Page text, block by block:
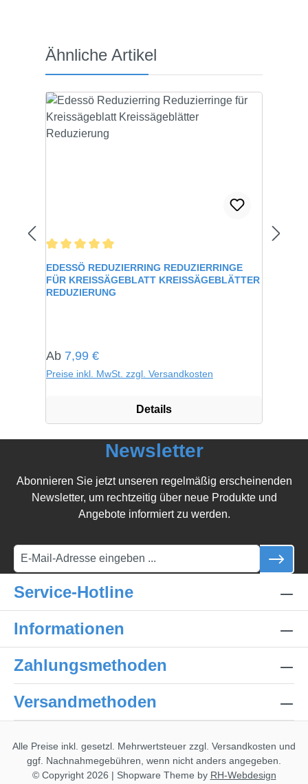
Produktgalerie überspringen
Ähnliche Artikel
Durchschnittliche Bewertung von 5 von 5 Sternen
EDESSÖ REDUZIERRING REDUZIERRINGE
FÜR KREISSÄGEBLATT KREISSÄGEBLÄTTER
REDUZIERUNG
Regulärer Preis:
Ab 7,99 €
Preise inkl. MwSt. zzgl. Versandkosten
Details
Newsletter
Abonnieren Sie jetzt unseren regelmäßig erscheinenden
Newsletter, um rechtzeitig über neue Produkte und
Angebote informiert zu werden.
Service-Hotline
Informationen
Zahlungsmethoden
Versandmethoden
Alle Preise inkl. gesetzl. Mehrwertsteuer zzgl. Versandkosten und
ggf. Nachnahmegebühren, wenn nicht anders angegeben.
© Copyright 2026 | Shopware Theme by RH-Webdesign